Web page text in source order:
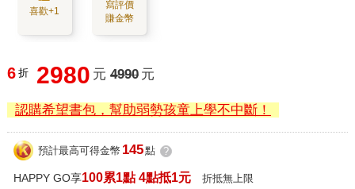
喜歡+1
寫評價
賺金幣
6 折 2980 元 4990 元
認購希望書包，幫助弱勢孩童上學不中斷！
預計最高可得金幣 145點 ?
HAPPY GO享100累1點 4點抵1元 折抵無上限